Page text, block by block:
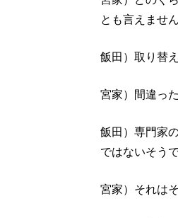
とも言えませ
飯田）取り替
宮家）間違っ
飯田）専門家
ではないそうで
宮家）それは